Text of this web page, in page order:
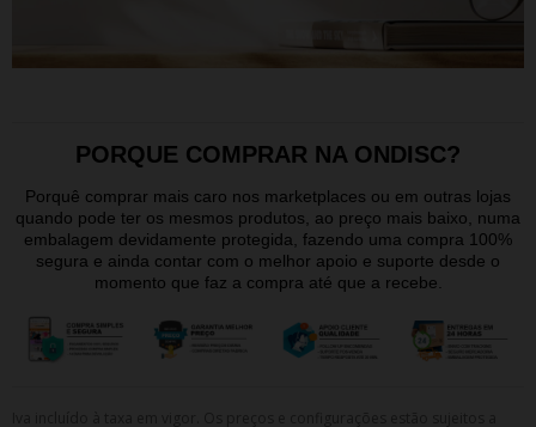
PORQUE COMPRAR NA ONDISC?
Porquê comprar mais caro nos marketplaces ou em outras lojas
quando pode ter os mesmos produtos, ao preço mais baixo, numa
embalagem devidamente protegida, fazendo uma compra 100%
segura e ainda contar com o melhor apoio e suporte desde o
momento que faz a compra até que a recebe.